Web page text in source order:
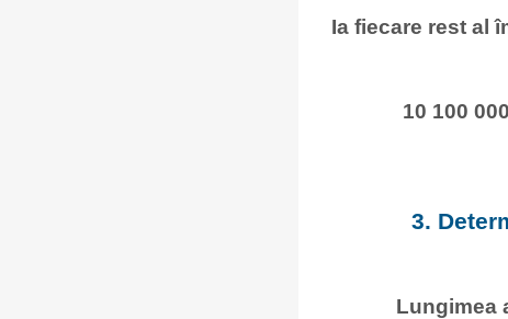
Ia fiecare rest al
10 100
3.
Lungimea